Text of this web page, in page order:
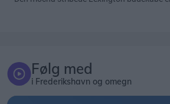
Følg med
i Frederikshavn og omegn